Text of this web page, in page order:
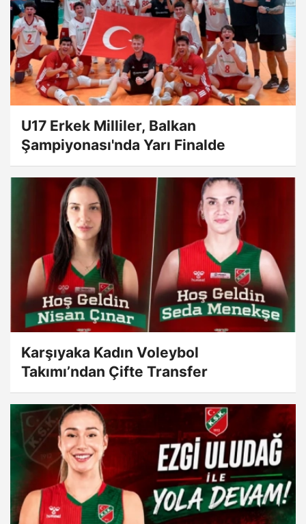
U17 Erkek Milliler, Balkan
Şampiyonası'nda Yarı Finalde
Karşıyaka Kadın Voleybol
Takımı’ndan Çifte Transfer